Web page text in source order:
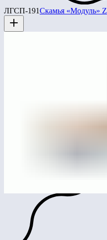
ЛГСП-191Скамья «Модуль» Z